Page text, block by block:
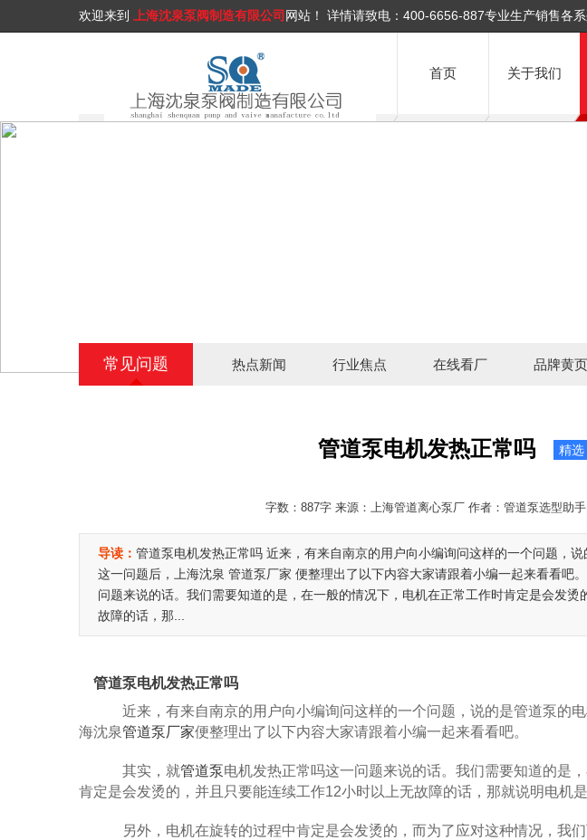
欢迎来到 上海沈泉泵阀制造有限公司 网站！ 详情请致电： 400-6656-887专业生产销售各系
首页 关于我们
常见问题 热点新闻 行业焦点 在线看厂 品牌黄页
管道泵电机发热正常吗 精选
字数：887字 来源：上海管道离心泵厂 作者：管道泵选型助
导读： 管道泵电机发热正常吗 近来，有来自南京的用户向小编询问这样的一个问题，
这一问题后，上海沈泉 管道泵厂家 便整理出了以下内容大家请跟着小编一起来看看吧
问题来说的话。我们需要知道的是，在一般的情况下，电机在正常工作时肯定是会发
故障的话，那...
管道泵电机发热正常吗
近来，有来自南京的用户向小编询问这样的一个问题，说的是管道泵的
海沈泉管道泵厂家便整理出了以下内容大家请跟着小编一起来看看吧。
其实，就管道泵电机发热正常吗这一问题来说的话。我们需要知道的是
肯定是会发烫的，并且只要能连续工作12小时以上无故障的话，那就说明电机
另外，电机在旋转的过程中肯定是会发烫的，而为了应对这种情况，我